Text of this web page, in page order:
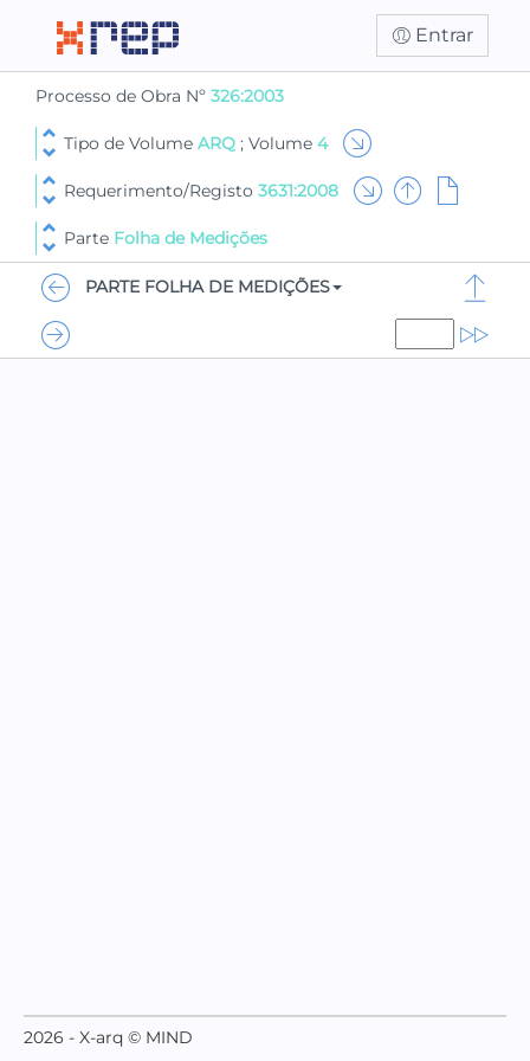
Entrar
Processo de Obra Nº 326:2003
Tipo de Volume ARQ ; Volume 4
Requerimento/Registo 3631:2008
Parte Folha de Medições
PARTE FOLHA DE MEDIÇÕES
2026 - X-arq © MIND